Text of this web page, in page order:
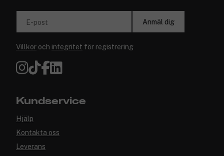
E-post Anmäl dig
Villkor och integritet för registrering
Kundservice
Hjälp
Kontakta oss
Leverans